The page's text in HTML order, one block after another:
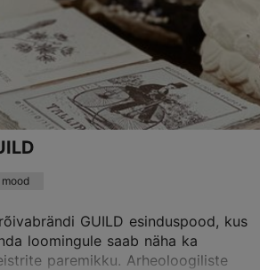
GUILD esinduspood, kus
loomingule saab näha ka
paremikku. Arheoloogiliste